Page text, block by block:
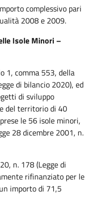
complessivo pari
2008 e 2009.
Isole Minori –
1, comma 553, della
di bilancio 2020), ed
di sviluppo
del territorio di 40
le 56 isole minori,
28 dicembre 2001, n.
n. 178 (Legge di
rifinanziato per le
importo di 71,5